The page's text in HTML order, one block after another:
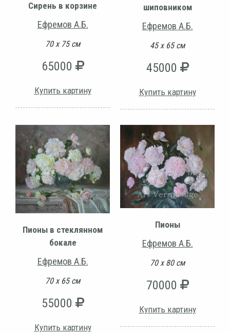
Сирень в корзине
Ефремов А.Б.
70 х 75 см
65000
Купить картину
шиповником
Ефремов А.Б.
45 х 65 см
45000
Купить картину
Пионы в стеклянном
бокале
Ефремов А.Б.
70 х 65 см
55000
Купить картину
Пионы
Ефремов А.Б.
70 х 80 см
70000
Купить картину